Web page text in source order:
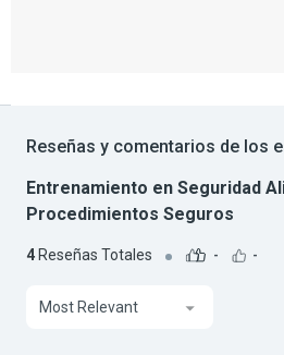
Reseñas y comentarios de los
Entrenamiento en Seguridad
Procedimientos Seguros
4 Reseñas Totales - -
Most Relevant